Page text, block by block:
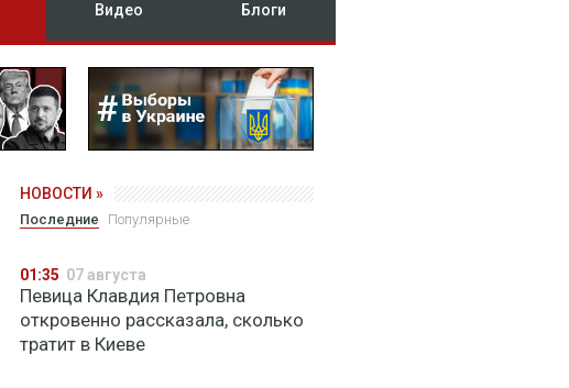
Видео Блоги
НОВОСТИ »
Последние Популярные
01:35 07 августа
Певица Клавдия Петровна
откровенно рассказала, сколько
тратит в Киеве